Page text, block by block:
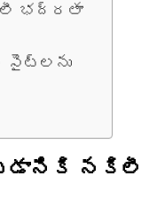
భద్రతా
సైట్‌లను